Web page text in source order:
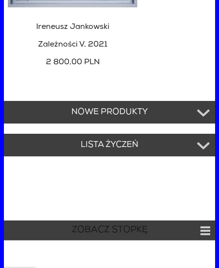
Ireneusz Jankowski
Zależności V, 2021
2 800,00 PLN
NOWE PRODUKTY
LISTA ŻYCZEŃ
ZOBACZ STOPKĘ